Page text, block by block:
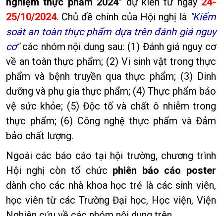
25/10/2024. Chủ đề chính của Hội nghị là "Kiểm
soát an toàn thực phẩm dựa trên đánh giá nguy
cơ"các nhóm nội dung sau: (1) Đánh giá nguy cơ
về an toàn thực phẩm; (2) Vi sinh vật trong thực
phẩm và bệnh truyền qua thực phẩm; (3) Dinh
dưỡng và phụ gia thực phẩm; (4) Thực phẩm bảo
vệ sức khỏe; (5) Độc tố và chất ô nhiễm trong
thực phẩm; (6) Công nghệ thực phẩm và Đảm
bảo chất lượng.
Ngoài các báo cáo tại hội trường, chương trình
Hội nghị còn tổ chức phiên báo cáo poster
dành cho các nhà khoa học trẻ là các sinh viên,
học viên từ các Trường Đại học, Học viện, Viện